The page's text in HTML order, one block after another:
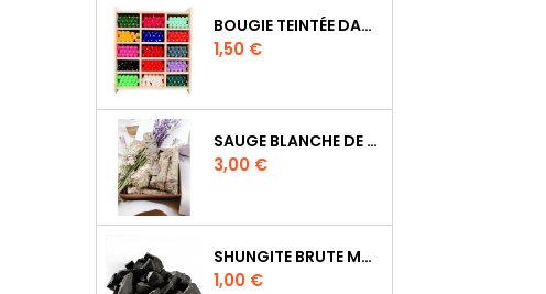
BOUGIE TEINTÉE DANS LA MASSE CIRE VÉGÉTALE DURÉE 8H
Prix
1,50 €
SAUGE BLANCHE DE CALIFORNIE QUALITE EXTRA PETIT FAGOT 10/11 CM
Prix
3,00 €
SHUNGITE BRUTE MORCEAU 2 A 3 CM
Prix
1,00 €